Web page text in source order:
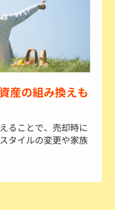
産の組み換えも
ることで、売却時に
タイルの変更や家族